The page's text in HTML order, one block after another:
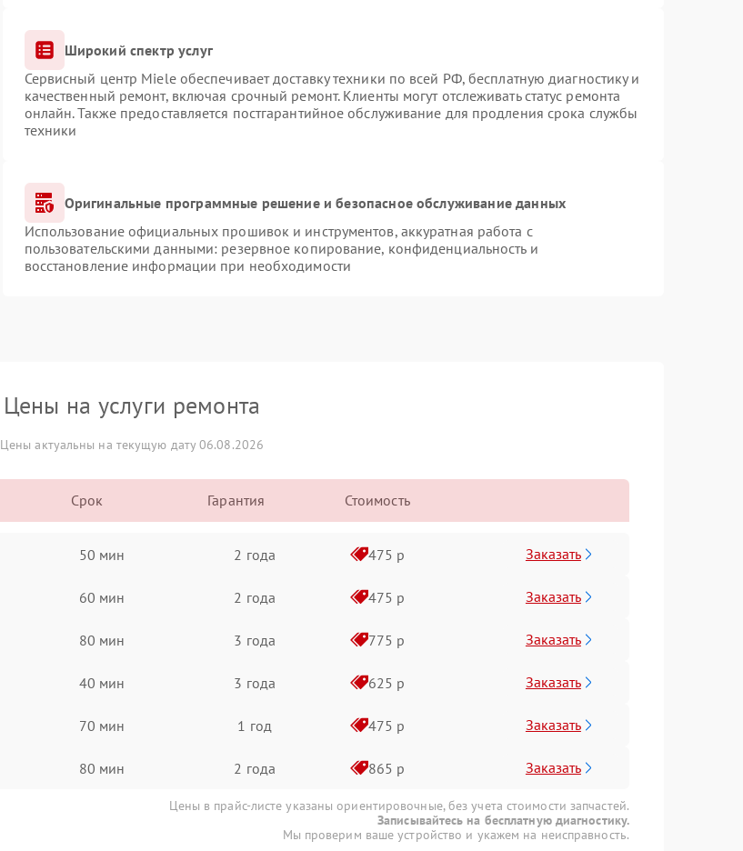
Широкий спектр услуг
Сервисный центр Miele обеспечивает доставку техники по всей РФ, бесплатную диагностику и
качественный ремонт, включая срочный ремонт. Клиенты могут отслеживать статус ремонта
онлайн. Также предоставляется постгарантийное обслуживание для продления срока службы
техники
Оригинальные программные решение и безопасное обслуживание данных
Использование официальных прошивок и инструментов, аккуратная работа с
пользовательскими данными: резервное копирование, конфиденциальность и
восстановление информации при необходимости
Цены на услуги ремонта
Цены актуальны на текущую дату 06.08.2026
Срок Гарантия Стоимость
50 мин 2 года 475 р Заказать
60 мин 2 года 475 р Заказать
80 мин 3 года 775 р Заказать
40 мин 3 года 625 р Заказать
70 мин 1 год 475 р Заказать
80 мин 2 года 865 р Заказать
Цены в прайс-листе указаны ориентировочные, без учета стоимости запчастей.
Записывайтесь на бесплатную диагностику.
Мы проверим ваше устройство и укажем на неисправность.